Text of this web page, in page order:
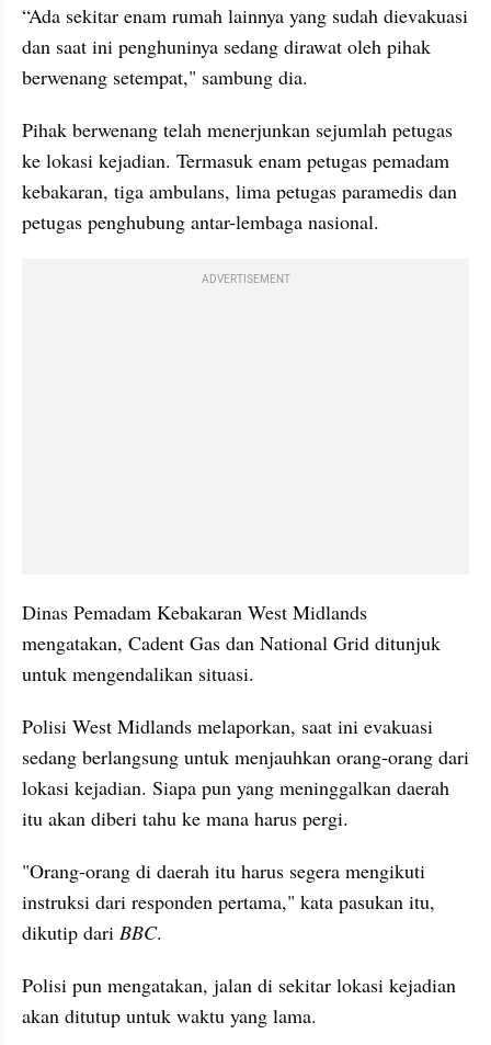
“Ada sekitar enam rumah lainnya yang sudah dievakuasi
dan saat ini penghuninya sedang dirawat oleh pihak
berwenang setempat," sambung dia.
Pihak berwenang telah menerjunkan sejumlah petugas
ke lokasi kejadian. Termasuk enam petugas pemadam
kebakaran, tiga ambulans, lima petugas paramedis dan
petugas penghubung antar-lembaga nasional.
ADVERTISEMENT
Dinas Pemadam Kebakaran West Midlands
mengatakan, Cadent Gas dan National Grid ditunjuk
untuk mengendalikan situasi.
Polisi West Midlands melaporkan, saat ini evakuasi
sedang berlangsung untuk menjauhkan orang-orang dari
lokasi kejadian. Siapa pun yang meninggalkan daerah
itu akan diberi tahu ke mana harus pergi.
"Orang-orang di daerah itu harus segera mengikuti
instruksi dari responden pertama," kata pasukan itu,
dikutip dari BBC.
Polisi pun mengatakan, jalan di sekitar lokasi kejadian
akan ditutup untuk waktu yang lama.